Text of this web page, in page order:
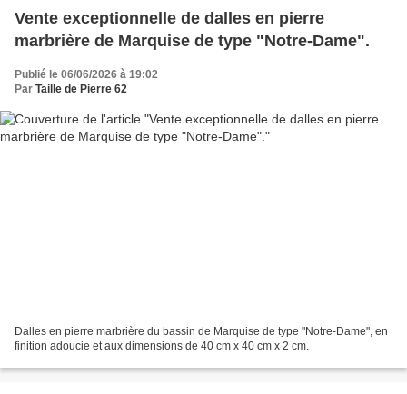
Vente exceptionnelle de dalles en pierre
marbrière de Marquise de type "Notre-Dame".
Publié le 06/06/2026 à 19:02
Par Taille de Pierre 62
Dalles en pierre marbrière du bassin de Marquise de type "Notre-Dame", en
finition adoucie et aux dimensions de 40 cm x 40 cm x 2 cm.